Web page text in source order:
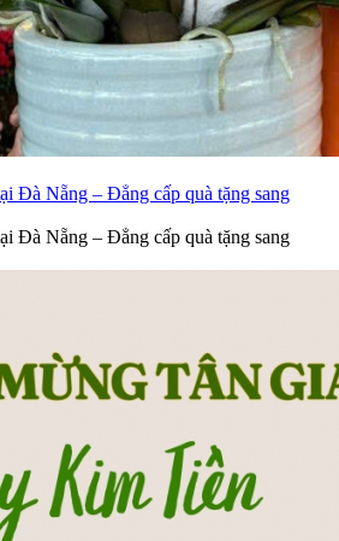
Đà Nẵng – Đẳng cấp quà tặng sang
Đà Nẵng – Đẳng cấp quà tặng sang